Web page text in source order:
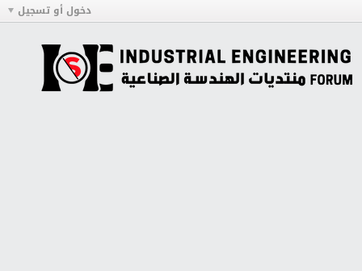
دخول أو تسجيل